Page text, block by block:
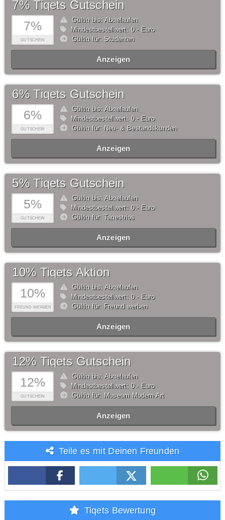
7%
GUTSCHEIN
7% Tiqets Gutschein
Gültig bis: Abgelaufen
Mindestbestellwert: 0,- Euro
Gültig für: Studenten
Anzeigen
6%
GUTSCHEIN
6% Tiqets Gutschein
Gültig bis: Abgelaufen
Mindestbestellwert: 0,- Euro
Gültig für: Neu- & Bestandskunden
Anzeigen
5%
GUTSCHEIN
5% Tiqets Gutschein
Gültig bis: Abgelaufen
Mindestbestellwert: 0,- Euro
Gültig für: Tagestrips
Anzeigen
10%
FREUND WERBEN
10% Tiqets Aktion
Gültig bis: Abgelaufen
Mindestbestellwert: 0,- Euro
Gültig für: Freund werben
Anzeigen
12%
GUTSCHEIN
12% Tiqets Gutschein
Gültig bis: Abgelaufen
Mindestbestellwert: 0,- Euro
Gültig für: Museum Modern Art
Anzeigen
Teile es mit Deinen Freunden
Tiqets Bewertung